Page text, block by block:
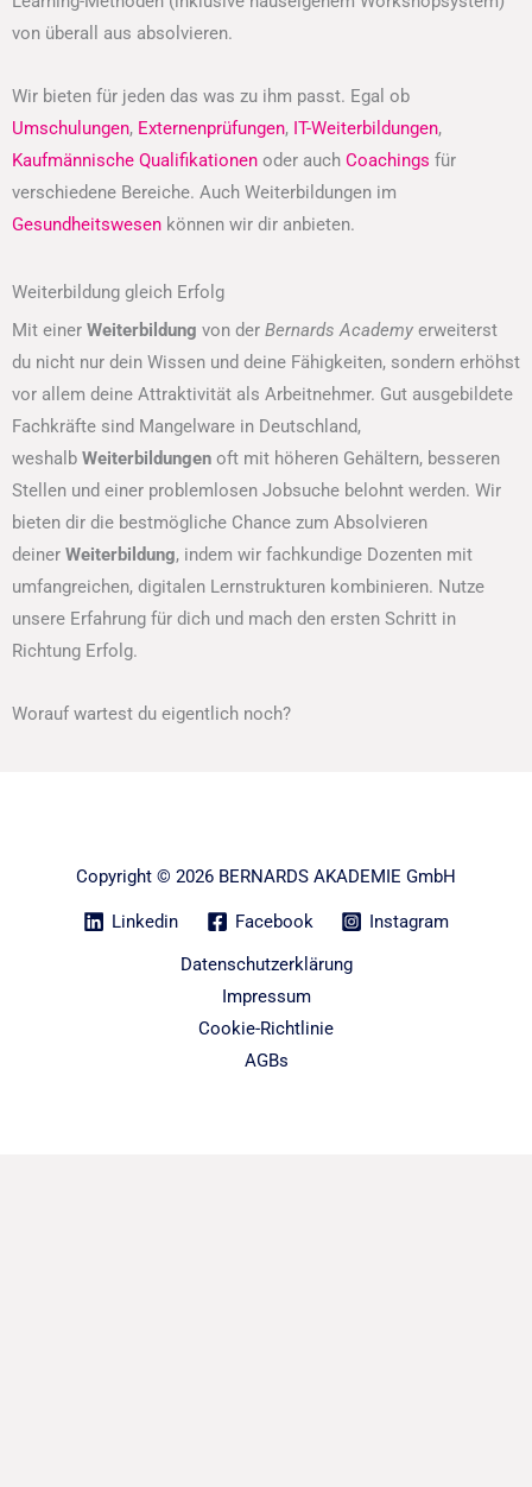
von überall aus absolvieren.
Wir bieten für jeden das was zu ihm passt. Egal ob
Umschulungen, Externenprüfungen, IT-Weiterbildungen,
Kaufmännische Qualifikationen oder auch Coachings für
verschiedene Bereiche. Auch Weiterbildungen im
Gesundheitswesen können wir dir anbieten.
Weiterbildung gleich Erfolg
Mit einer Weiterbildung von der Bernards Academy erweiterst
du nicht nur dein Wissen und deine Fähigkeiten, sondern erhöhst
vor allem deine Attraktivität als Arbeitnehmer. Gut ausgebildete
Fachkräfte sind Mangelware in Deutschland,
weshalb Weiterbildungen oft mit höheren Gehältern, besseren
Stellen und einer problemlosen Jobsuche belohnt werden. Wir
bieten dir die bestmögliche Chance zum Absolvieren
deiner Weiterbildung, indem wir fachkundige Dozenten mit
umfangreichen, digitalen Lernstrukturen kombinieren. Nutze
unsere Erfahrung für dich und mach den ersten Schritt in
Richtung Erfolg.
Worauf wartest du eigentlich noch?
Copyright © 2026 BERNARDS AKADEMIE GmbH
Linkedin Facebook
Instagram
Datenschutzerklärung
Impressum
Cookie-Richtlinie
AGBs